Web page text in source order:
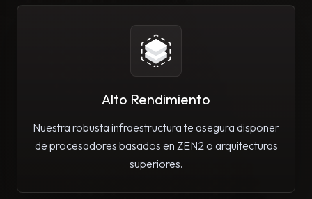
Alto Rendimiento
Nuestra robusta infraestructura te asegura disponer
de procesadores basados en ZEN2 o arquitecturas
superiores.